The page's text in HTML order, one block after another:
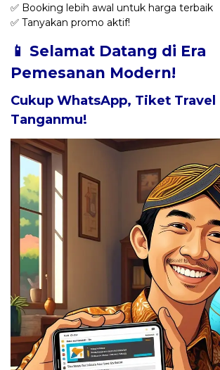
✅ Booking lebih awal untuk harga terbaik
✅ Tanyakan promo aktif!
📱 Selamat Datang di Era
Pemesanan Modern!
Cukup WhatsApp, Tiket
Tanganmu!